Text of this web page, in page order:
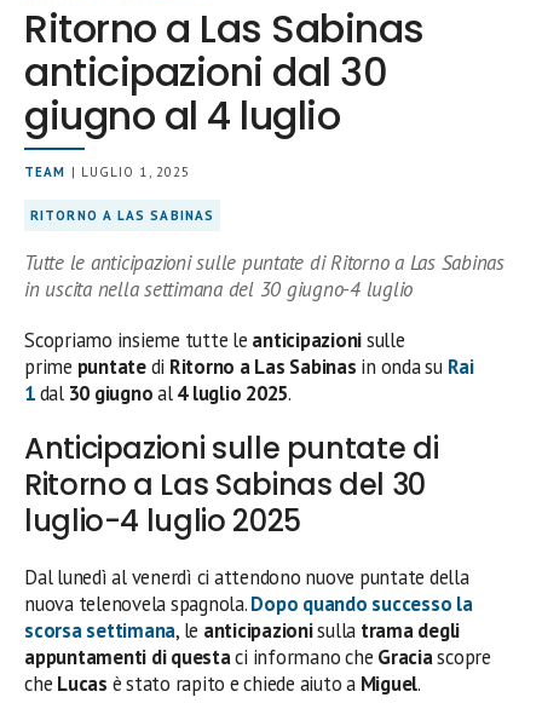
Ritorno a Las Sabinas
anticipazioni dal 30
giugno al 4 luglio
TEAM | LUGLIO 1, 2025
RITORNO A LAS SABINAS
Tutte le anticipazioni sulle puntate di Ritorno a Las Sabinas
in uscita nella settimana del 30 giugno-4 luglio
Scopriamo insieme tutte le anticipazionisulle
prime puntatedi Ritorno a Las Sabinas in onda su Rai
1dal30 giugnoal4 luglio 2025.
Anticipazioni sulle puntate di
Ritorno a Las Sabinas del 30
luglio-4 luglio 2025
Dal lunedì al venerdì ci attendono nuove puntate della
nuova telenovela spagnola.Dopo quando successo la
scorsa settimana, le anticipazionisulla trama degli
appuntamenti di questaci informano che Graciascopre
che Lucas è stato rapito e chiede aiuto a Miguel.